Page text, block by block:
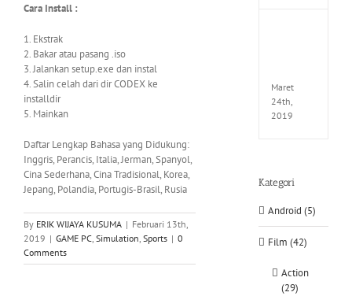
Cara Install :
1. Ekstrak
2. Bakar atau pasang .iso
3. Jalankan setup.exe dan instal
4. Salin celah dari dir CODEX ke
installdir
5. Mainkan
Daftar Lengkap Bahasa yang Didukung:
Inggris, Perancis, Italia, Jerman, Spanyol,
Cina Sederhana, Cina Tradisional, Korea,
Jepang, Polandia, Portugis-Brasil, Rusia
By ERIK WIJAYA KUSUMA | Februari 13th,
2019 | GAME PC, Simulation, Sports | 0
Comments
Maret
24th,
2019
Kategori
Android (5)
Film (42)
Action
(29)